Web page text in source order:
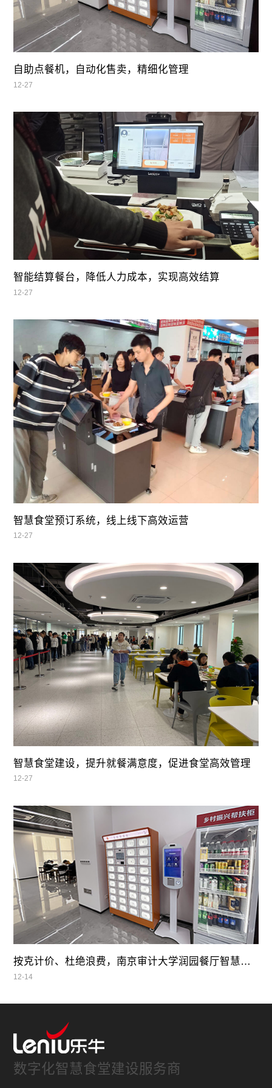
自助点餐机，自动化售卖，精细化管理
12-27
智能结算餐台，降低人力成本，实现高效结算
12-27
智慧食堂预订系统，线上线下高效运营
12-27
智慧食堂建设，提升就餐满意度，促进食堂高效管理
12-27
按克计价、杜绝浪费，南京审计大学润园餐厅智慧自助餐
12-14
数字化智慧食堂建设服务商